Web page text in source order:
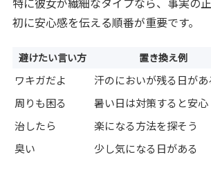
初に安心感を伝える順番が重要です。
避けたい言い方 置き換え例
ワキガだよ 汗のにおいが残る日があ
周りも困る
暑い日は対策すると安心
治したら
楽になる方法を探そう
臭い
少し気になる日がある